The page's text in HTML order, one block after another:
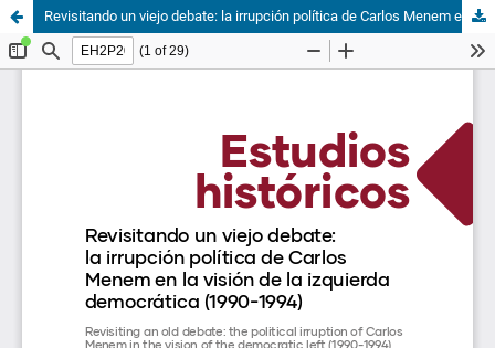
Revisitando un viejo debate: la irrupción política de Carlos Menem en la visión de la izquierda democrática (1990-1994)